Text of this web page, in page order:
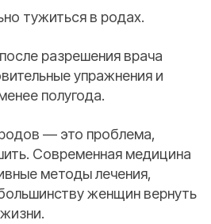
тужиться в родах.
разрешения врача
упражнения и
полугода.
— это проблема,
Современная медицина
методы лечения,
женщин вернуть